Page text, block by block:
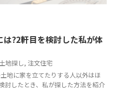
?2軒目を検討した私が体
地探し, 注文住宅
地に家を立てたりする人以外はほ
したとき、私が探した方法を紹介